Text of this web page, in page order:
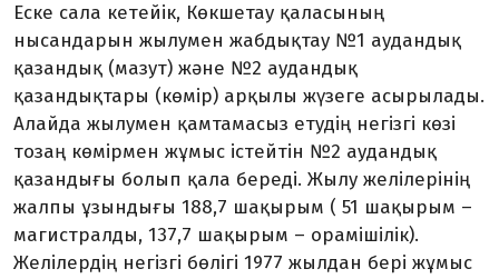
Еске сала кетейік, Көкшетау қаласының
нысандарын жылумен жабдықтау №1 аудандық
қазандық (мазут) және №2 аудандық
қазандықтары (көмір) арқылы жүзеге асырылады.
Алайда жылумен қамтамасыз етудің негізгі көзі
тозаң көмірмен жұмыс істейтін №2 аудандық
қазандығы болып қала береді. Жылу желілерінің
жалпы ұзындығы 188,7 шақырым ( 51 шақырым –
магистралды, 137,7 шақырым – орамішілік).
Желілердің негізгі бөлігі 1977 жылдан бері жұмыс